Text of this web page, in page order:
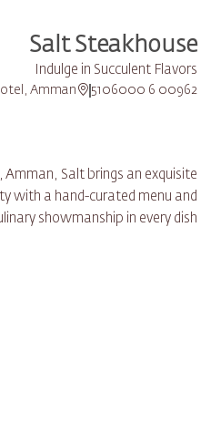
Salt Steakhouse
Indulge in Succulent Flavors
00962 6 5106000
Amman
Salt brings an exquisite
with a hand-curated menu and
showmanship in every dish!​